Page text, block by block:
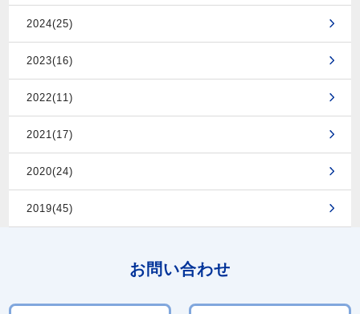
2024(25)
2023(16)
2022(11)
2021(17)
2020(24)
2019(45)
お問い合わせ